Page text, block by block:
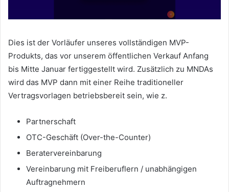
Dies ist der Vorläufer unseres vollständigen MVP-
Produkts, das vor unserem öffentlichen Verkauf Anfang
bis Mitte Januar fertiggestellt wird. Zusätzlich zu MNDAs
wird das MVP dann mit einer Reihe traditioneller
Vertragsvorlagen betriebsbereit sein, wie z.
Partnerschaft
OTC-Geschäft (Over-the-Counter)
Beratervereinbarung
Vereinbarung mit Freiberuflern / unabhängigen
Auftragnehmern